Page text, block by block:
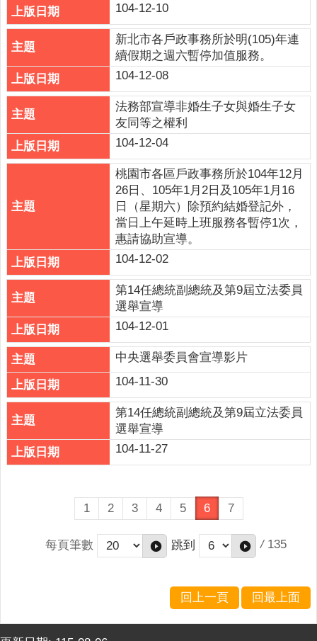
104-12-10
新北市各戶政事務所於明(105)年連
續假期之週六暫停加值服務。
104-12-08
法務部宣導非婚生子女與婚生子女
友同等之權利
104-12-04
桃園市各區戶政事務所於104年12月
26日、105年1月2日及105年1月16
日（星期六）除預約結婚登記外，
當日上午延時上班服務各暫停1次，
惠請協助宣導。
104-12-02
第14任總統副總統及第9屆立法委員
選舉宣導
104-12-01
中央選舉委員會宣導影片
104-11-30
第14任總統副總統及第9屆立法委員
選舉宣導
104-11-27
1 2 3 4 5 6 7
每頁筆數 跳到 / 135
回上一頁 回最上面